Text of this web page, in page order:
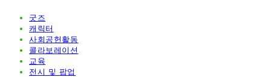
굿즈
캐릭터
사회공헌활동
콜라보레이션
교육
전시 및 팝업